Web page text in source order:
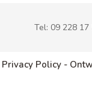
Tel: 09 228 17
Privacy Policy -